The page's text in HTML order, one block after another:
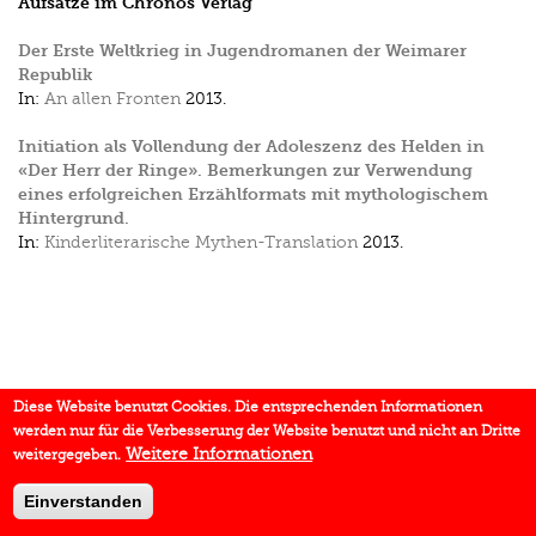
Der Erste Weltkrieg in Jugendromanen der Weimarer
Republik
In: An allen Fronten 2013.
Initiation als Vollendung der Adoleszenz des Helden in
«Der Herr der Ringe». Bemerkungen zur Verwendung
eines erfolgreichen Erzählformats mit mythologischem
Hintergrund.
In: Kinderliterarische Mythen-Translation 2013.
Diese Website benutzt Cookies. Die entsprechenden Informationen
werden nur für die Verbesserung der Website benutzt und nicht an Dritte
weitergegeben. Weitere Informationen
Einverstanden